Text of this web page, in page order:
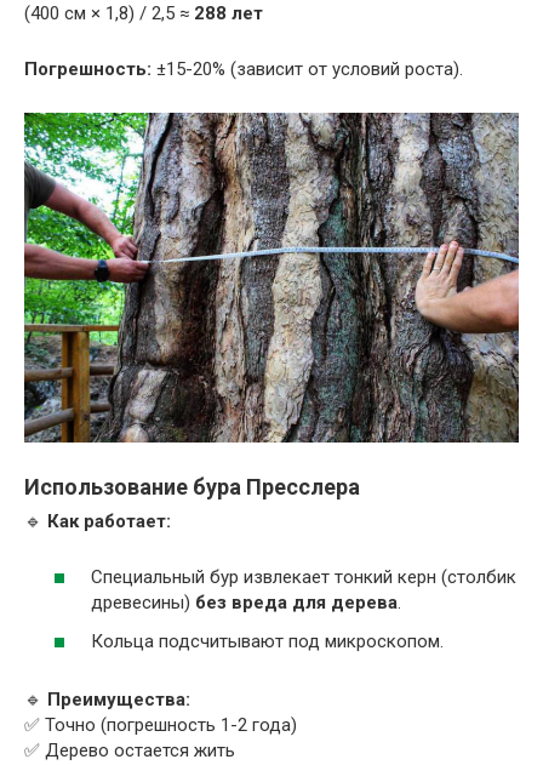
(400 см × 1,8) / 2,5 ≈ 288 лет
Погрешность: ±15-20% (зависит от условий роста).
Использование бура Пресслера
🔹 Как работает:
Специальный бур извлекает тонкий керн (столбик
древесины) без вреда для дерева.
Кольца подсчитывают под микроскопом.
🔹 Преимущества:
✅ Точно (погрешность 1-2 года)
✅ Дерево остается жить